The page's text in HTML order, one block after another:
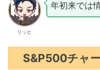
リッヒ
年初来では
S&P500チャ